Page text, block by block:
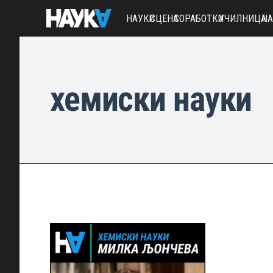
НАУКИСЦЕНАСОРАБОТКИУЧИЛНИЦА
хемиски науки